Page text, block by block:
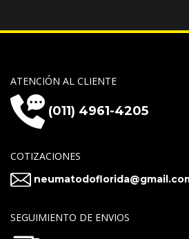
ATENCIÓN AL CLIENTE
(011) 4961-4205
COTIZACIONES
SEGUIMIENTO DE ENVIOS